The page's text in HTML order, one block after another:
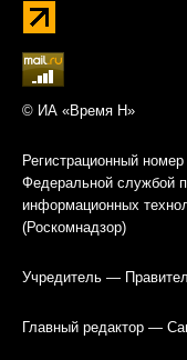
© ИА «Время Н»
Регистрационный
Федеральной службой
информационных
(Роскомнадзор)
Учредитель —
Главный редактор —